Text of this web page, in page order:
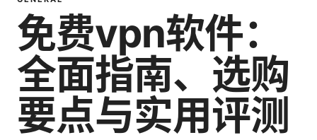
免费vpn软件：
全面指南、选购
要点与实用评测